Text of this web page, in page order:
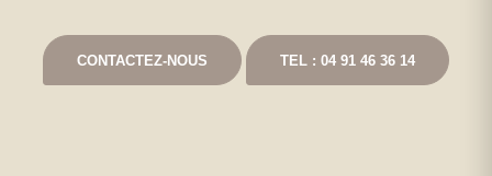
CONTACTEZ-NOUS TEL : 04 91 46 36 14